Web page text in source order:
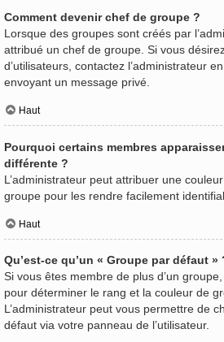
Comment devenir chef de groupe ?
Lorsque des groupes sont créés par
attribué un chef de groupe. Si vous
d’utilisateurs, contactez l’administrateur
envoyant un message privé.
Haut
Pourquoi certains membres
différente ?
L’administrateur peut attribuer une
groupe pour les rendre facilement
Haut
Qu’est-ce qu’un « Groupe par défaut »
Si vous êtes membre de plus d’un
pour déterminer le rang et la couleur de
L’administrateur peut vous permettre de
défaut via votre panneau de l’utilisateur.